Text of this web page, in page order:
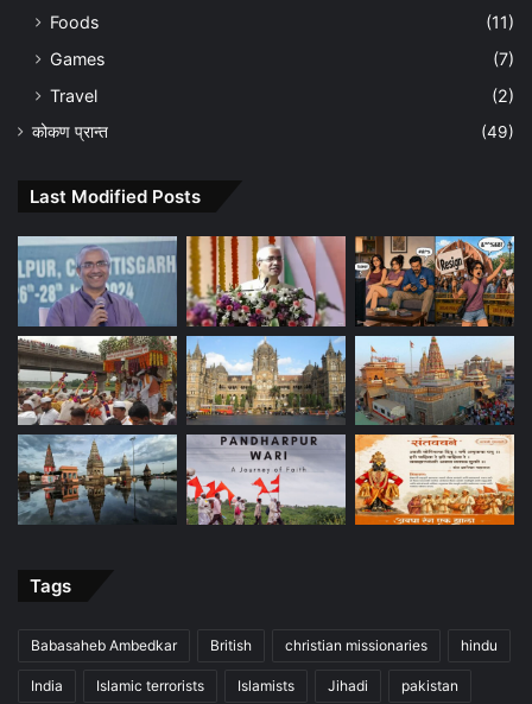
Foods
(11)
Games
(7)
Travel
(2)
कोकण प्रान्त (49)
Last Modified Posts
Tags
Babasaheb Ambedkar British christian missionaries hindu
India Islamic terrorists Islamists Jihadi pakistan